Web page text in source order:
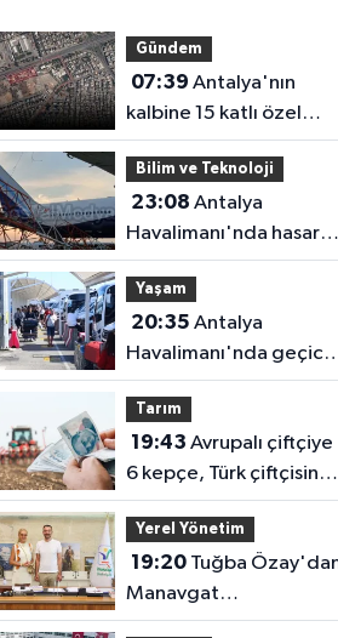
Gündem
07:39
kalbine 15 katlı özel
hastane geliyor!
Bilim ve Teknoloji
23:08
Havalimanı'nda hasar
gören radar direği
yeniden hizmette
Yaşam
20:35
Havalimanı'nda geçici
trafik düzenlemesi
uygulanacak! Yolculara
uyarı
Tarım
19:43
6 kepçe, Türk çiftçisine 1
kaşık!
Yerel Yönetim
19:20Tuğba Özay'dan
Manavgat
Belediyesi'ne ziyaret!